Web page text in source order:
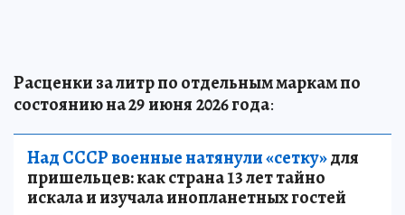
Расценки за литр по отдельным маркам по
состоянию на 29июня2026 года:
Над СССР военные натянули «сетку»для
пришельцев: как страна 13 лет тайно
искала и изучала инопланетных гостей